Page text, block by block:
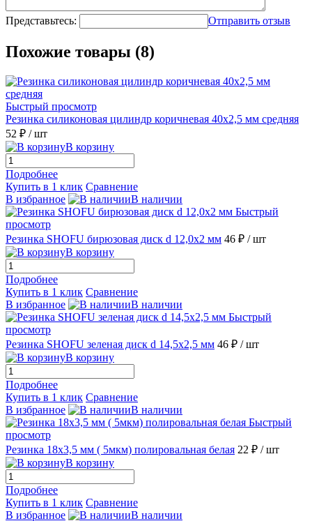
Представьтесь: Отправить отзыв
Похожие товары (8)
Быстрый просмотр
Резинка силиконовая цилиндр коричневая 40х2,5 мм средняя
52 ₽ / шт
В корзину
Подробнее
Купить в 1 клик Сравнение
В избранное
В наличии
Быстрый
просмотр
Резинка SHOFU бирюзовая диск d 12,0х2 мм 46 ₽ / шт
В корзину
Подробнее
Купить в 1 клик Сравнение
В избранное
В наличии
Быстрый
просмотр
Резинка SHOFU зеленая диск d 14,5х2,5 мм 46 ₽ / шт
В корзину
Подробнее
Купить в 1 клик Сравнение
В избранное
В наличии
Быстрый
просмотр
Резинка 18х3,5 мм ( 5мкм) полировальная белая 22 ₽ / шт
В корзину
Подробнее
Купить в 1 клик Сравнение
В избранное
В наличии